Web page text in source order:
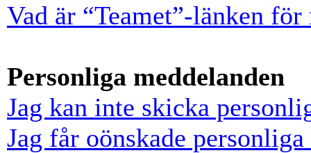
Vad är “Teamet”-länken för
Personliga meddelanden
Jag kan inte skicka
Jag får oönskade